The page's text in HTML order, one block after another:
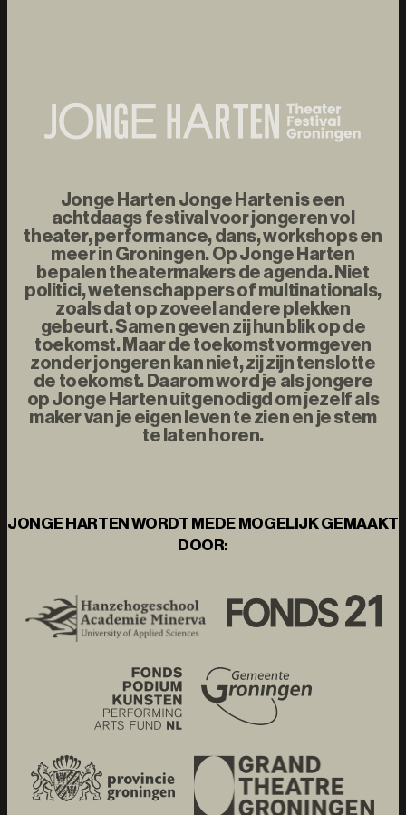
Jonge Harten Jonge Harten is een
achtdaags festival voor jongeren vol
theater, performance, dans, workshops en
meer in Groningen. Op Jonge Harten
bepalen theatermakers de agenda. Niet
politici, wetenschappers of multinationals,
zoals dat op zoveel andere plekken
gebeurt. Samen geven zij hun blik op de
toekomst. Maar de toekomst vormgeven
zonder jongeren kan niet, zij zijn tenslotte
de toekomst. Daarom word je als jongere
op Jonge Harten uitgenodigd om jezelf als
maker van je eigen leven te zien en je stem
te laten horen.
JONGE HARTEN WORDT MEDE MOGELIJK GEMAAKT
DOOR: